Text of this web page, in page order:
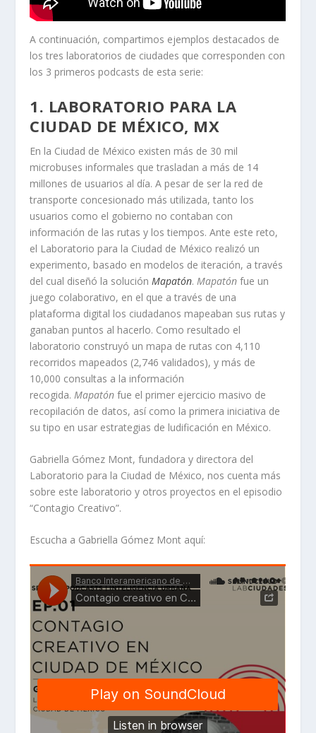
A continuación, compartimos ejemplos destacados de
los tres laboratorios de ciudades que corresponden con
los 3 primeros podcasts de esta serie:
1. LABORATORIO PARA LA
CIUDAD DE MÉXICO, MX
En la Ciudad de México existen más de 30 mil
microbuses informales que trasladan a más de 14
millones de usuarios al día. A pesar de ser la red de
transporte concesionado más utilizada, tanto los
usuarios como el gobierno no contaban con
información de las rutas y los tiempos. Ante este reto,
el Laboratorio para la Ciudad de México realizó un
experimento, basado en modelos de iteración, a través
del cual diseñó la solución Mapatón. Mapatón fue un
juego colaborativo, en el que a través de una
plataforma digital los ciudadanos mapeaban sus rutas y
ganaban puntos al hacerlo. Como resultado el
laboratorio construyó un mapa de rutas con 4,110
recorridos mapeados (2,746 validados), y más de
10,000 consultas a la información
recogida. Mapatón fue el primer ejercicio masivo de
recopilación de datos, así como la primera iniciativa de
su tipo en usar estrategias de ludificación en México.
Gabriella Gómez Mont, fundadora y directora del
Laboratorio para la Ciudad de México, nos cuenta más
sobre este laboratorio y otros proyectos en el episodio
“Contagio Creativo”.
Escucha a Gabriella Gómez Mont aquí: